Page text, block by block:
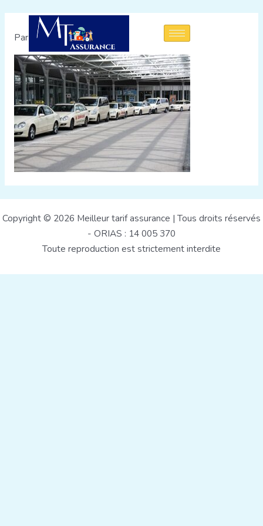
Par admin / 4 août 2022
Copyright © 2026 Meilleur tarif assurance | Tous droits réservés
- ORIAS : 14 005 370
Toute reproduction est strictement interdite